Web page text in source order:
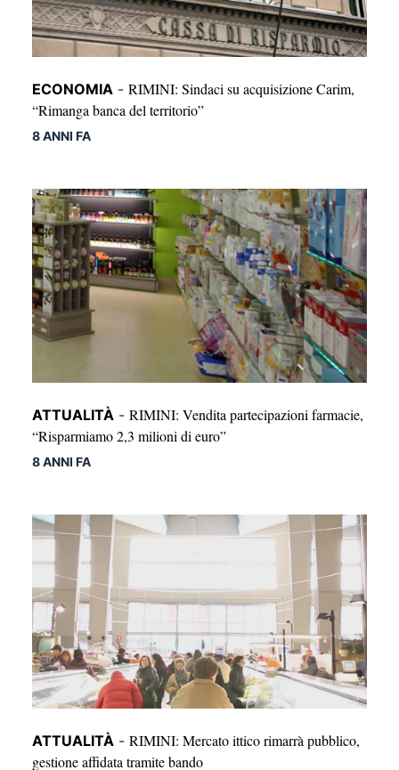
ECONOMIA - RIMINI: Sindaci su acquisizione Carim,
“Rimanga banca del territorio”
8 ANNI FA
ATTUALITÀ - RIMINI: Vendita partecipazioni farmacie,
“Risparmiamo 2,3 milioni di euro”
8 ANNI FA
ATTUALITÀ - RIMINI: Mercato ittico rimarrà pubblico,
gestione affidata tramite bando